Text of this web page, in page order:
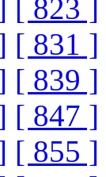
[ 823 ]
[ 831 ]
[ 839 ]
[ 847 ]
[ 855 ]